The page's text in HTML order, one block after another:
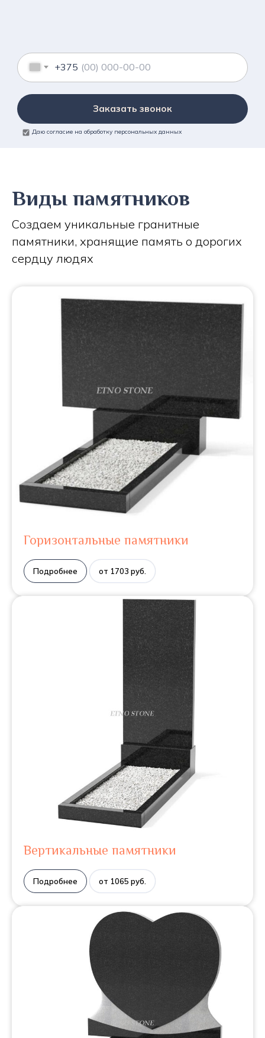
+375
Заказать звонок
Даю согласие на обработку персональных данных
Виды памятников
Создаем уникальные гранитные
памятники, хранящие память о дорогих
сердцу людях
Горизонтальные памятники
Подробнее от 1703 руб.
Вертикальные памятники
Подробнее от 1065 руб.